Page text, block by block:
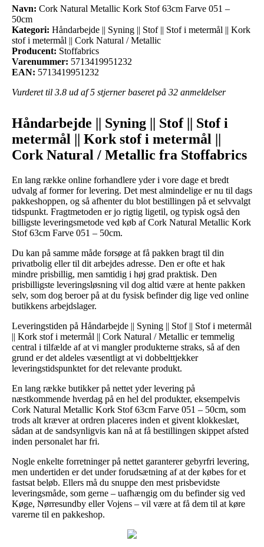
Navn: Cork Natural Metallic Kork Stof 63cm Farve 051 –
50cm
Kategori: Håndarbejde || Syning || Stof || Stof i metermål || Kork
stof i metermål || Cork Natural / Metallic
Producent: Stoffabrics
Varenummer: 5713419951232
EAN: 5713419951232
Vurderet til 3.8 ud af 5 stjerner baseret på 32 anmeldelser
Håndarbejde || Syning || Stof || Stof i
metermål || Kork stof i metermål ||
Cork Natural / Metallic fra Stoffabrics
En lang række online forhandlere yder i vore dage et bredt
udvalg af former for levering. Det mest almindelige er nu til dags
pakkeshoppen, og så afhenter du blot bestillingen på et selvvalgt
tidspunkt. Fragtmetoden er jo rigtig ligetil, og typisk også den
billigste leveringsmetode ved køb af Cork Natural Metallic Kork
Stof 63cm Farve 051 – 50cm.
Du kan på samme måde forsøge at få pakken bragt til din
privatbolig eller til dit arbejdes adresse. Den er ofte et hak
mindre prisbillig, men samtidig i høj grad praktisk. Den
prisbilligste leveringsløsning vil dog altid være at hente pakken
selv, som dog beroer på at du fysisk befinder dig lige ved online
butikkens arbejdslager.
Leveringstiden på Håndarbejde || Syning || Stof || Stof i metermål
|| Kork stof i metermål || Cork Natural / Metallic er temmelig
central i tilfælde af at vi mangler produkterne straks, så af den
grund er det aldeles væsentligt at vi dobbelttjekker
leveringstidspunktet for det relevante produkt.
En lang række butikker på nettet yder levering på
næstkommende hverdag på en hel del produkter, eksempelvis
Cork Natural Metallic Kork Stof 63cm Farve 051 – 50cm, som
trods alt kræver at ordren placeres inden et givent klokkeslæt,
sådan at de sandsynligvis kan nå at få bestillingen skippet afsted
inden personalet har fri.
Nogle enkelte forretninger på nettet garanterer gebyrfri levering,
men undertiden er det under forudsætning af at der købes for et
fastsat beløb. Ellers må du snuppe den mest prisbevidste
leveringsmåde, som gerne – uafhængig om du befinder sig ved
Køge, Nørresundby eller Vojens – vil være at få dem til at køre
varerne til en pakkeshop.